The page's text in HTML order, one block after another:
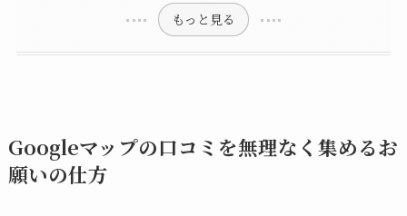
もっと見る
Googleマップの口コミを無理なく集めるお
願いの仕方